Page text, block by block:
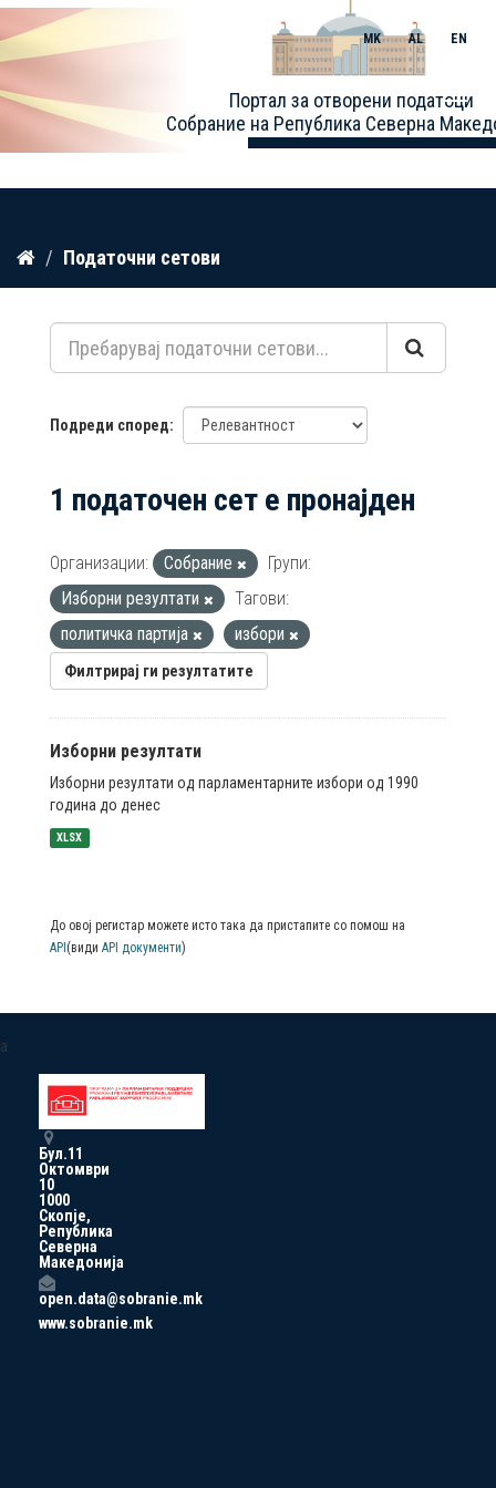
Прескокнете
содржина
Портал за отворени податоци
Собрание на Република Северна
MK AL EN
Toggle
Податочни сетови
Подреди според
1 податочен сет е пронајден
Организации: Собрание
Групи:
Изборни резултати
Тагови:
политичка партија
избори
Филтрирај ги резултатите
Изборни резултати
Изборни резултати од парламентарните избори од 1990
година до денес
XLSX
До овој регистар можете исто така да пристапите со помош на
API (види API документи)
a
Бул.11
Октомври
10
1000
Скопје,
Република
Северна
Македонија
open.data@sobranie.mk
www.sobranie.mk